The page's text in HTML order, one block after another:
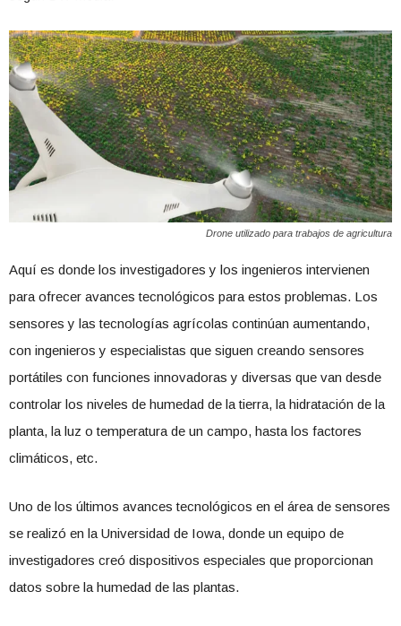
Drone utilizado para trabajos de agricultura
Aquí es donde los investigadores y los ingenieros intervienen
para ofrecer avances tecnológicos para estos problemas. Los
sensores y las tecnologías agrícolas continúan aumentando,
con ingenieros y especialistas que siguen creando sensores
portátiles con funciones innovadoras y diversas que van desde
controlar los niveles de humedad de la tierra, la hidratación de la
planta, la luz o temperatura de un campo, hasta los factores
climáticos, etc.
Uno de los últimos avances tecnológicos en el área de sensores
se realizó en la Universidad de Iowa, donde un equipo de
investigadores creó dispositivos especiales que proporcionan
datos sobre la humedad de las plantas.